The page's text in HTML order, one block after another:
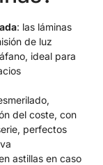
: las láminas
de luz
ideal para
del coste, con
perfectos
astillas en caso